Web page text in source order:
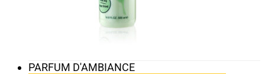
PARFUM D'AMBIANCE